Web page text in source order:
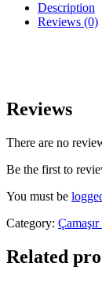
Description
Reviews (0)
Reviews
There are no
Be the first to
You must be
Category:
Related